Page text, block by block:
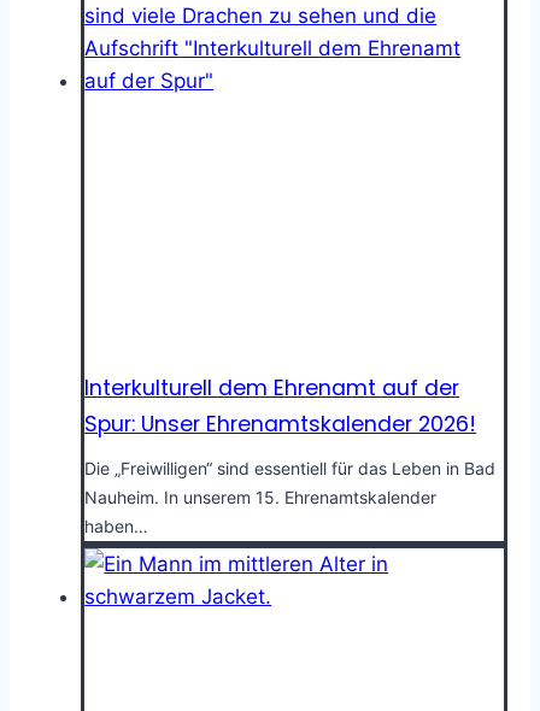
Interkulturell dem Ehrenamt auf der
Spur: Unser Ehrenamtskalender 2026!
Die „Freiwilligen“ sind essentiell für das Leben in Bad
Nauheim. In unserem 15. Ehrenamtskalender
haben…